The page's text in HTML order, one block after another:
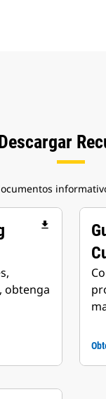
file_download
obtenga